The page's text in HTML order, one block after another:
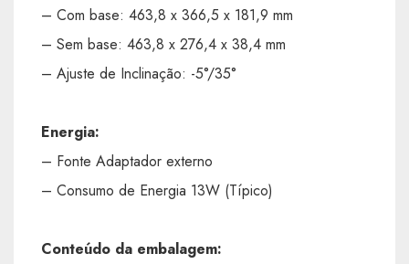
– Com base: 463,8 x 366,5 x 181,9 mm
– Sem base: 463,8 x 276,4 x 38,4 mm
– Ajuste de Inclinação: -5°/35°
Energia:
– Fonte Adaptador externo
– Consumo de Energia 13W (Típico)
Conteúdo da embalagem: